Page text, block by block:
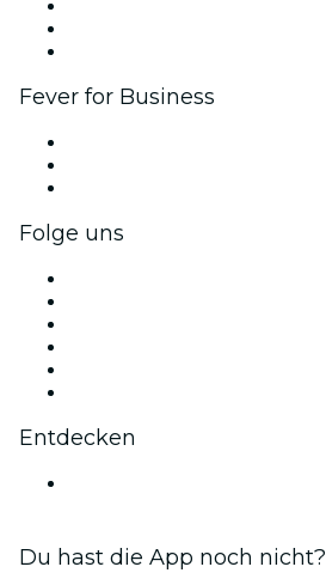
Fever for Business
Folge uns
Entdecken
Du hast die App noch nicht?